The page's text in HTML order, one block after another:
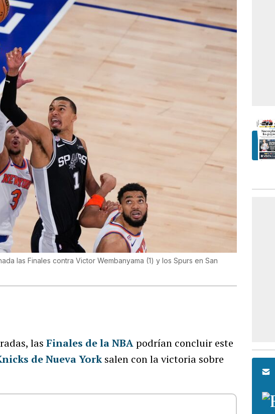
las Finales contra Victor Wembanyama (1) y los Spurs en San
lasFinales de la NBApodrían concluir este
de Nueva Yorksalen con la victoria sobre